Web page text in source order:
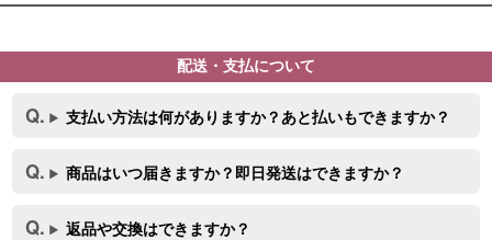
配送・支払について
支払い方法は何がありますか？あと払いもできますか？
商品はいつ届きますか？即日発送はできますか？
返品や交換はできますか？